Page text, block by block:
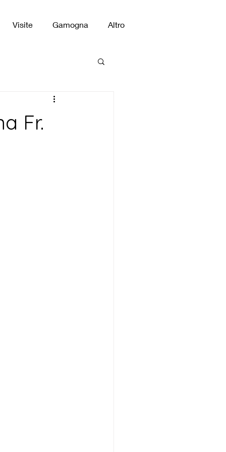
Visite Gamogna Altro
Fr.